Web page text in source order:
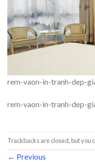
rem-vaon-in-tranh-dep-
rem-vaon-in-tranh-dep-
Trackbacks are closed, but you
← Previous